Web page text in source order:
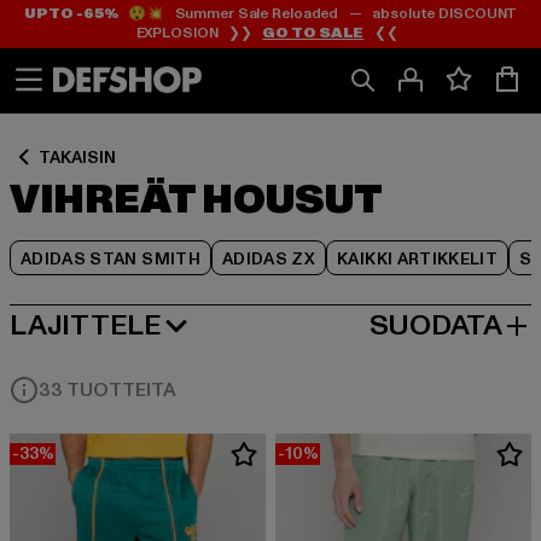
Siirry
Sisältö
Siirry
Footer
UP TO -65%😲💥 Summer Sale Reloaded — absolute DISCOUNT
EXPLOSION ❯❯ GO TO SALE ❮❮
TAKAISIN
VIHREÄT HOUSUT
ADIDAS STAN SMITH ADIDAS ZX KAIKKI ARTIKKELIT
Siirry
Tuoteruudukko
LAJITTELE
SUOSITUIMMAT SUODATA
33 TUOTTEITA
-33% -10%